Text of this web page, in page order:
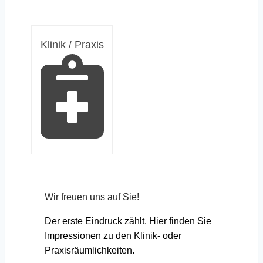
Klinik / Praxis
Wir freuen uns auf Sie!
Der erste Eindruck zählt. Hier finden Sie
Impressionen zu den Klinik- oder
Praxisräumlichkeiten.